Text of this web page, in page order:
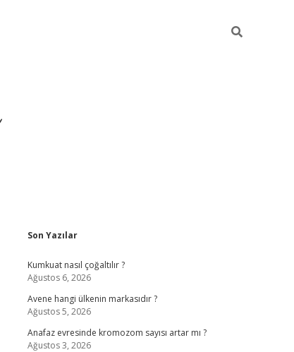
Sidebar
Son Yazılar
Kumkuat nasıl çoğaltılır ?
Ağustos 6, 2026
Avene hangi ülkenin markasıdır ?
Ağustos 5, 2026
Anafaz evresinde kromozom sayısı artar mı ?
Ağustos 3, 2026